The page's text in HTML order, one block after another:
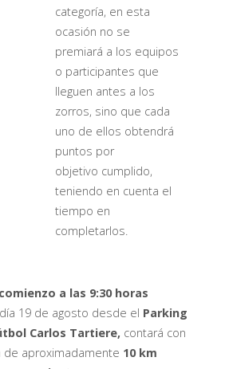
categoría, en esta
ocasión no se
premiará a los equipos
o participantes que
lleguen antes a los
zorros, sino que cada
uno de ellos obtendrá
puntos por
objetivo cumplido,
teniendo en cuenta el
tiempo en
completarlos.
a las 9:30 horas
19 de agosto desde el Parking
Carlos Tartiere, contará con
de aproximadamente 10 km